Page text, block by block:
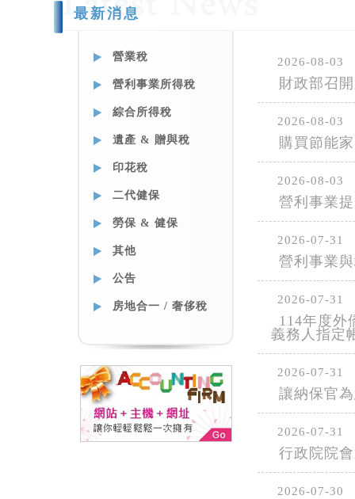
最新消息
營業稅
營利事業所得稅
綜合所得稅
遺產 & 贈與稅
印花稅
二代健保
勞保 & 健保
其他
公告
房地合一 / 奢侈稅
2026-08-03
財政部召
2026-08-03
購買節能
2026-08-03
營利事業
2026-07-31
營利事業
2026-07-31
114年度外
義務人指定
2026-07-31
讓納保官
2026-07-31
行政院院
2026-07-30